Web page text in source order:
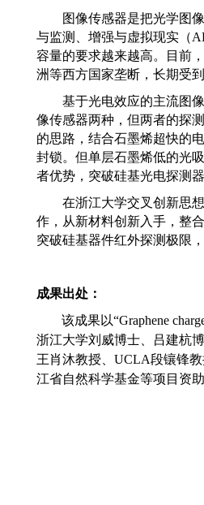
图像传感器是把光学图
与监测、增强与虚拟现实（
容量的要求越来越高。 目前
洲等西方国家垄断，长期受到
基于光电效应的主流图
像传感器两种，但两者的探
的思路，结合石墨烯超快的
封锁。 但单层石墨烯低的光
者优势，突破硅基光电探测器
在浙江大学交叉创新思
作 ， 从新材料创新入手， 整合
突破硅基器件红外探测极限，
成果出处：
该成果以“Graphene
浙江大学刘威博士、吕建杭
王肖沐教授
UCLA段镶锋
江省自然科学基金等项目资助